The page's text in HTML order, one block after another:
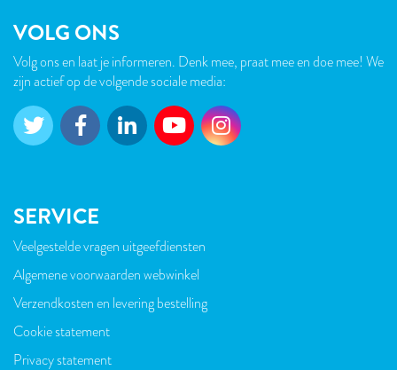
VOLG ONS
Volg ons en laat je informeren. Denk mee, praat mee en doe mee! We
zijn actief op de volgende sociale media:
SERVICE
VOET
Veelgestelde vragen uitgeefdiensten
Algemene voorwaarden webwinkel
Verzendkosten en levering bestelling
Cookie statement
Privacy statement